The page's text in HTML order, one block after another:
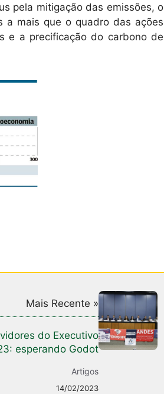
pela mitigação das emissões, o
a mais que o quadro das ações
e a precificação do carbono de
Mais Recente »
do Executivo
esperando Godot
Artigos
14/02/2023